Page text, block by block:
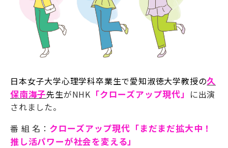
日本女子大学心理学科卒業生で愛知淑徳大学教授の久
保南海子先生がNHK 「クローズアップ現代」 に出演
されました。
番 組 名： クローズアップ現代「まだまだ拡大中！
推し活パワーが社会を変える」